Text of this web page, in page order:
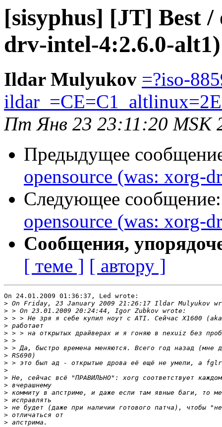
[sisyphus] [JT] Best /
drv-intel-4:2.6.0-alt1)
Ildar Mulyukov =?iso-
Пт Янв 23 23:11:20 MSK
Предыдущее
opensource (was: xorg-
Следующее
opensource (was: xorg-
Сообщения,
[ теме ] [ автору ]
On 24.01.2009 01:36:37, Led wrote:
>
>
>
>
>
>
>
>
>
>
>
>
>
>
>
>
>